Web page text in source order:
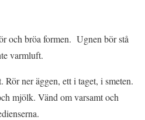
och bröa formen. Ugnen bör stå
varmluft.
ner äggen, ett i taget, i smeten.
mjölk. Vänd om varsamt och